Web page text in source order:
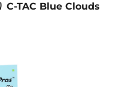
C-TAC Blue Clouds